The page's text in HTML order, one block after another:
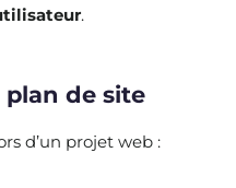
.
de site
d’un projet web :